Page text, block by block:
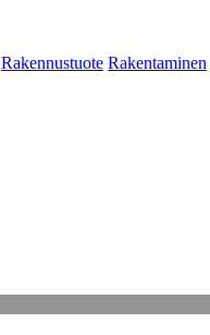
Rakennustuote Rakentaminen